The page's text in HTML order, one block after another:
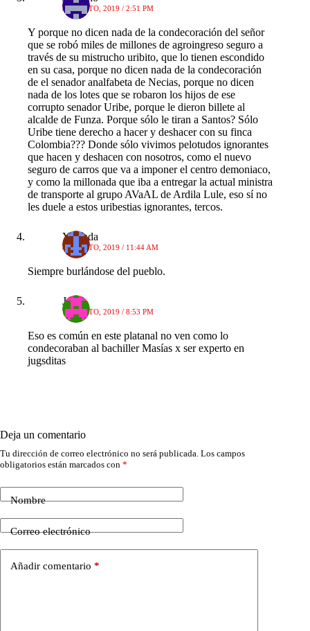
8 AGOSTO, 2019 / 2:51 PM
Y porque no dicen nada de la condecoración del señor
que se robó miles de millones de agroingreso seguro a
través de su mistrucho uribito, que lo tienen escondido
en su casa, porque no dicen nada de la condecoración
de el senador analfabeta de Necias, porque no dicen
nada de los lotes que se robaron los hijos de ese
corrupto senador Uribe, porque le dieron billete al
alcalde de Funza. Porque sólo le tiran a Santos? Sólo
Uribe tiene derecho a hacer y deshacer con su finca
Colombia??? Donde sólo vivimos pelotudos ignorantes
que hacen y deshacen con nosotros, como el nuevo
seguro de carros que va a imponer el centro demoniaco,
y como la millonada que iba a entregar la actual ministra
de transporte al grupo AVaAL de Ardila Lule, eso sí no
les duele a estos uribestias ignorantes, tercos.
Yolanda
8 AGOSTO, 2019 / 11:44 AM
Siempre burlándose del pueblo.
Jasan
7 AGOSTO, 2019 / 8:53 PM
Eso es común en este platanal no ven como lo
condecoraban al bachiller Masías x ser experto en
jugsditas
Deja un comentario
Tu dirección de correo electrónico no será publicada. Los campos
obligatorios están marcados con *
Nombre
Correo electrónico
Añadir comentario *